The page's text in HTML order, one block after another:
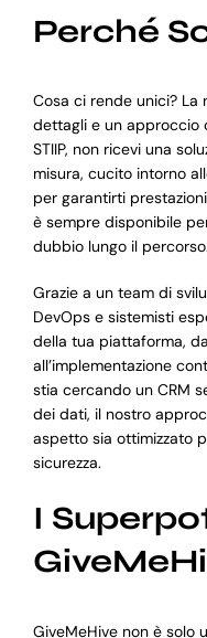
Perché
Cosa ci rende unici? La
dettagli e un approccio
STIIP, non ricevi una
misura, cucito intorno
per garantirti
è sempre disponibile
dubbio lungo il percorso.
Grazie a un team di
DevOps e sistemisti
della tua piattaforma,
all’implementazione
stia cercando un CRM
dei dati, il nostro
aspetto sia ottimizzato
sicurezza.
I
GiveMeHive non è solo